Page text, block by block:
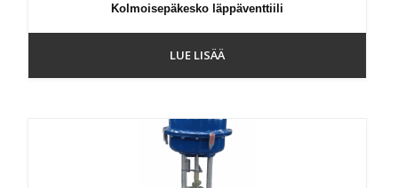
Kolmoisepäkesko läppäventtiili
LUE LISÄÄ